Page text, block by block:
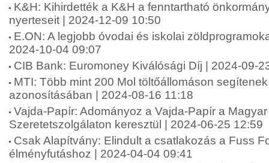
K&H: Kihirdették a K&H a fenntartható
nyerteseit | 2024-12-09 10:50
E.ON: A legjobb óvodai és iskolai
2024-10-04 09:07
CIB Bank: Euromoney Kiválósági Díj | 2024-09-
MTI: Több mint 200 Mol töltőállomáson
azonosításában | 2024-08-16 11:18
Vajda-Papír: Adományoz a Vajda-Papír a
Szeretetszolgálaton keresztül | 2024-06-25 12:59
Csak Alapítvány: Elindult a csatlakozás a Fuss
élményfutáshoz | 2024-04-04 09:41